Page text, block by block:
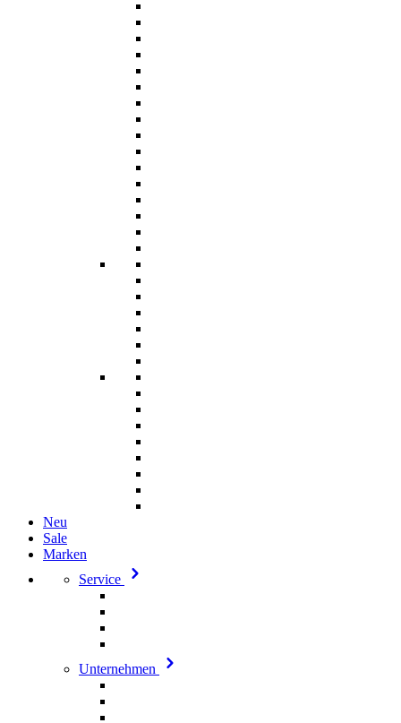
Neu
Sale
Marken
Service
Unternehmen